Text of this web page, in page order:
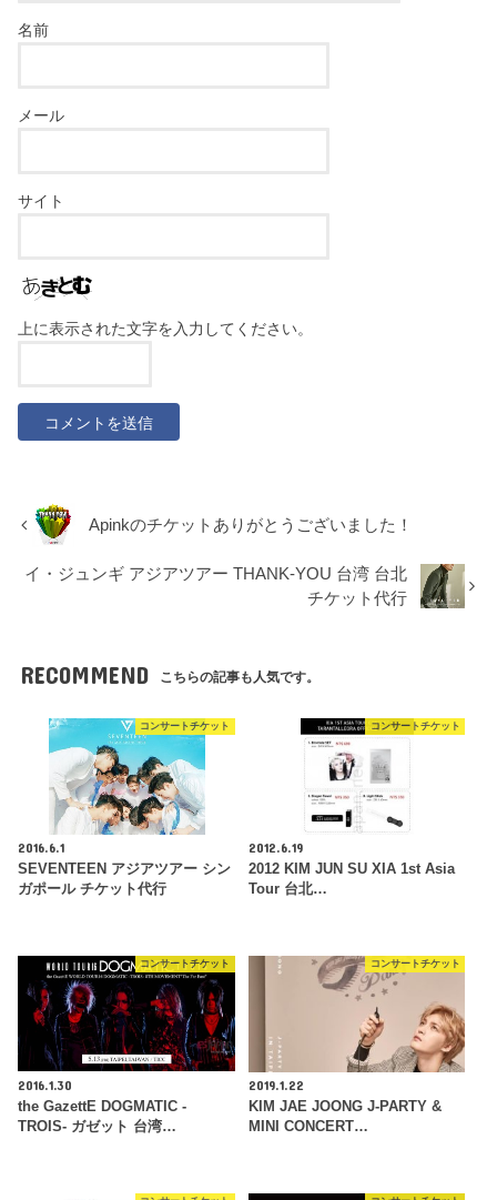
名前
メール
サイト
上に表示された文字を入力してください。
Apinkのチケットありがとうございました！
イ・ジュンギ アジアツアー THANK-YOU 台湾 台北
チケット代行
RECOMMEND こちらの記事も人気です。
コンサートチケット
2016.6.1
SEVENTEEN アジアツアー シン
ガポール チケット代行
コンサートチケット
2012.6.19
2012 KIM JUN SU XIA 1st Asia
Tour 台北…
コンサートチケット
2016.1.30
the GazettE DOGMATIC -
TROIS- ガゼット 台湾…
コンサートチケット
2019.1.22
KIM JAE JOONG J-PARTY &
MINI CONCERT…